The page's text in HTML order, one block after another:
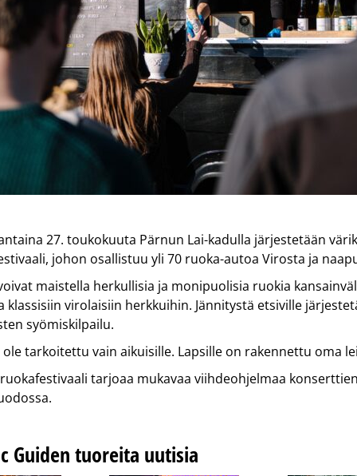
27. toukokuuta Pärnun Lai-kadulla järjestetään
johon osallistuu yli 70 ruoka-autoa Virosta ja
maistella herkullisia ja monipuolisia ruokia
klassisiin virolaisiin herkkuihin. Jännitystä etsiville
syömiskilpailu.
ole tarkoitettu vain aikuisille. Lapsille on rakennettu oma
tarjoaa mukavaa viihdeohjelmaa
Guiden tuoreita uutisia